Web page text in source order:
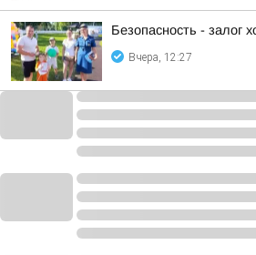
Безопасность - залог
Вчера, 12:27